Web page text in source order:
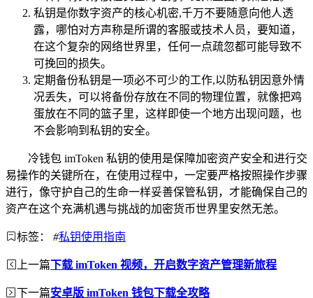
私钥是你数字资产的核心机密,千万不要随意向他人透
露，哪怕对方声称是所谓的客服或技术人员，要知道，
在这个复杂的网络世界里，任何一点疏忽都可能导致不
可挽回的损失。
定期备份私钥是一项必不可少的工作,以防私钥因意外情
况丢失，可以将备份存放在不同的物理位置，就像把鸡
蛋放在不同的篮子里，这样即使一个地方出现问题，也
不会影响到私钥的安全。
冷钱包 imToken 私钥的使用是保障加密资产安全和进行交
易操作的关键所在，在使用过程中，一定要严格按照操作步骤
进行，像守护自己的生命一样妥善保管私钥，才能确保自己的
资产在这个充满机遇与挑战的加密货币世界里安然无恙。
标签： #私钥使用指南
上一篇下载 imToken 视频，开启数字资产管理新旅程
下一篇安卓版 imToken 钱包下载全攻略